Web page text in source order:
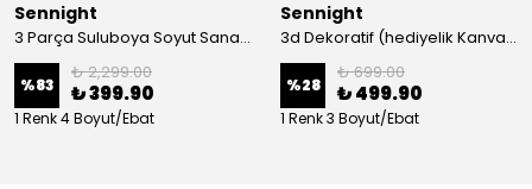
Sennight
3 Parça Suluboya Soyut Sanat Koleksiyonu Dekoratif Kanvas Tablo
%83
₺ 2,299.00
₺ 399.90
1 Renk 4 Boyut/Ebat
Sennight
3d Dekoratif (hediyelik Kanvas Tablo)
%28
₺ 699.00
₺ 499.90
1 Renk 3 Boyut/Ebat